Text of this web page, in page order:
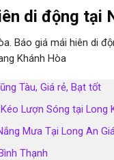
di động tại
Báo giá mái hiên di
Khánh Hòa
Tàu, Giá rẻ, Bạt tốt
Lượn Sóng tại Long
Mưa Tại Long An
Thạnh